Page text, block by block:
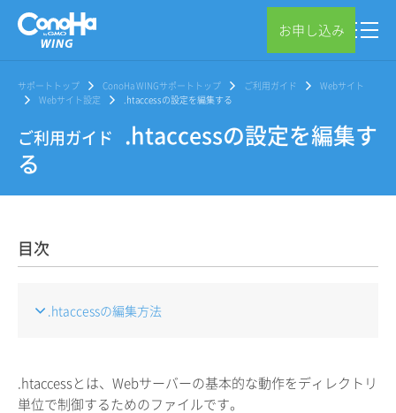
お申し込み
サポートトップ ConoHa WINGサポートトップ ご利用ガイド
Webサイト
Webサイト設定
.htaccessの設定を編集する
ご利用ガイド .htaccessの設定を編集す
る
目次
.htaccessの編集方法
.htaccessとは、Webサーバーの基本的な動作をディレクトリ
単位で制御するためのファイルです。